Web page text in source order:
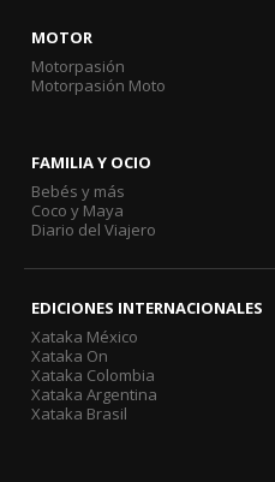
MOTOR
Motorpasión
Motorpasión Moto
FAMILIA Y OCIO
Bebés y más
Coco y Maya
Diario del Viajero
EDICIONES INTERNACIONALES
Xataka México
Xataka On
Xataka Colombia
Xataka Argentina
Xataka Brasil